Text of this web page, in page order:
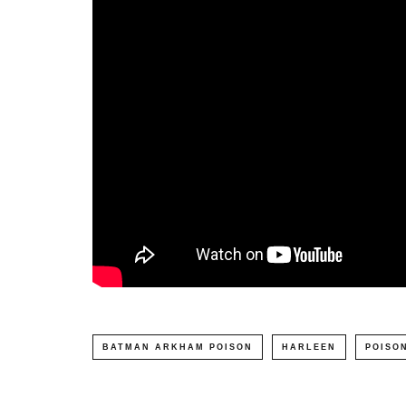
BATMAN ARKHAM POISON HARLEEN